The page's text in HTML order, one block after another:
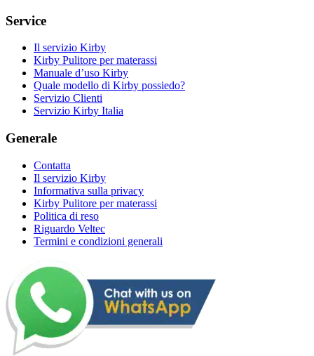
Service
Il servizio Kirby
Kirby Pulitore per materassi
Manuale d’uso Kirby
Quale modello di Kirby possiedo?
Servizio Clienti
Servizio Kirby Italia
Generale
Contatta
Il servizio Kirby
Informativa sulla privacy
Kirby Pulitore per materassi
Politica di reso
Riguardo Veltec
Termini e condizioni generali